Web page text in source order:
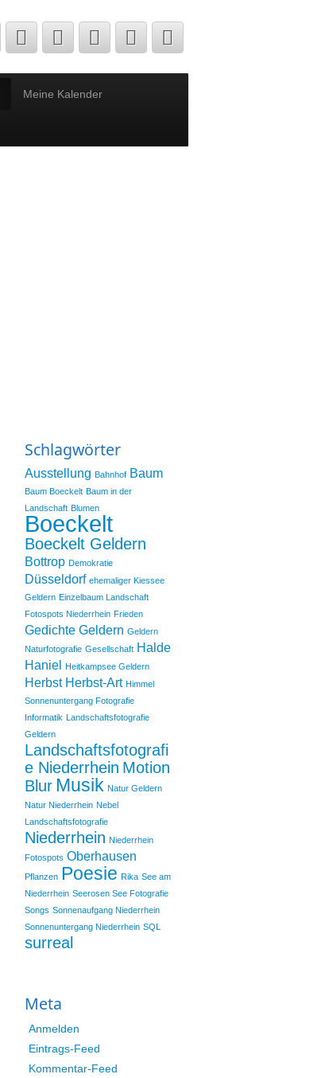
Meine Kalender
Schlagwörter
Ausstellung Bahnhof Baum
Baum Boeckelt Baum in der
Landschaft Blumen
Boeckelt
Boeckelt Geldern
Bottrop Demokratie
Düsseldorf ehemaliger Kiessee
Geldern Einzelbaum Landschaft
Fotospots Niederrhein Frieden
Gedichte Geldern Geldern
Naturfotografie Gesellschaft Halde
Haniel
Heitkampsee Geldern
Herbst Herbst-Art Himmel
Sonnenuntergang Fotografie
Informatik Landschaftsfotografie
Geldern
Landschaftsfotografi
e Niederrhein Motion
Blur Musik Natur Geldern
Natur Niederrhein Nebel
Landschaftsfotografie
Niederrhein Niederrhein
Fotospots Oberhausen
Pflanzen Poesie Rika See am
Niederrhein Seerosen See Fotografie
Songs Sonnenaufgang Niederrhein
Sonnenuntergang Niederrhein SQL
surreal
Meta
Anmelden
Eintrags-Feed
Kommentar-Feed